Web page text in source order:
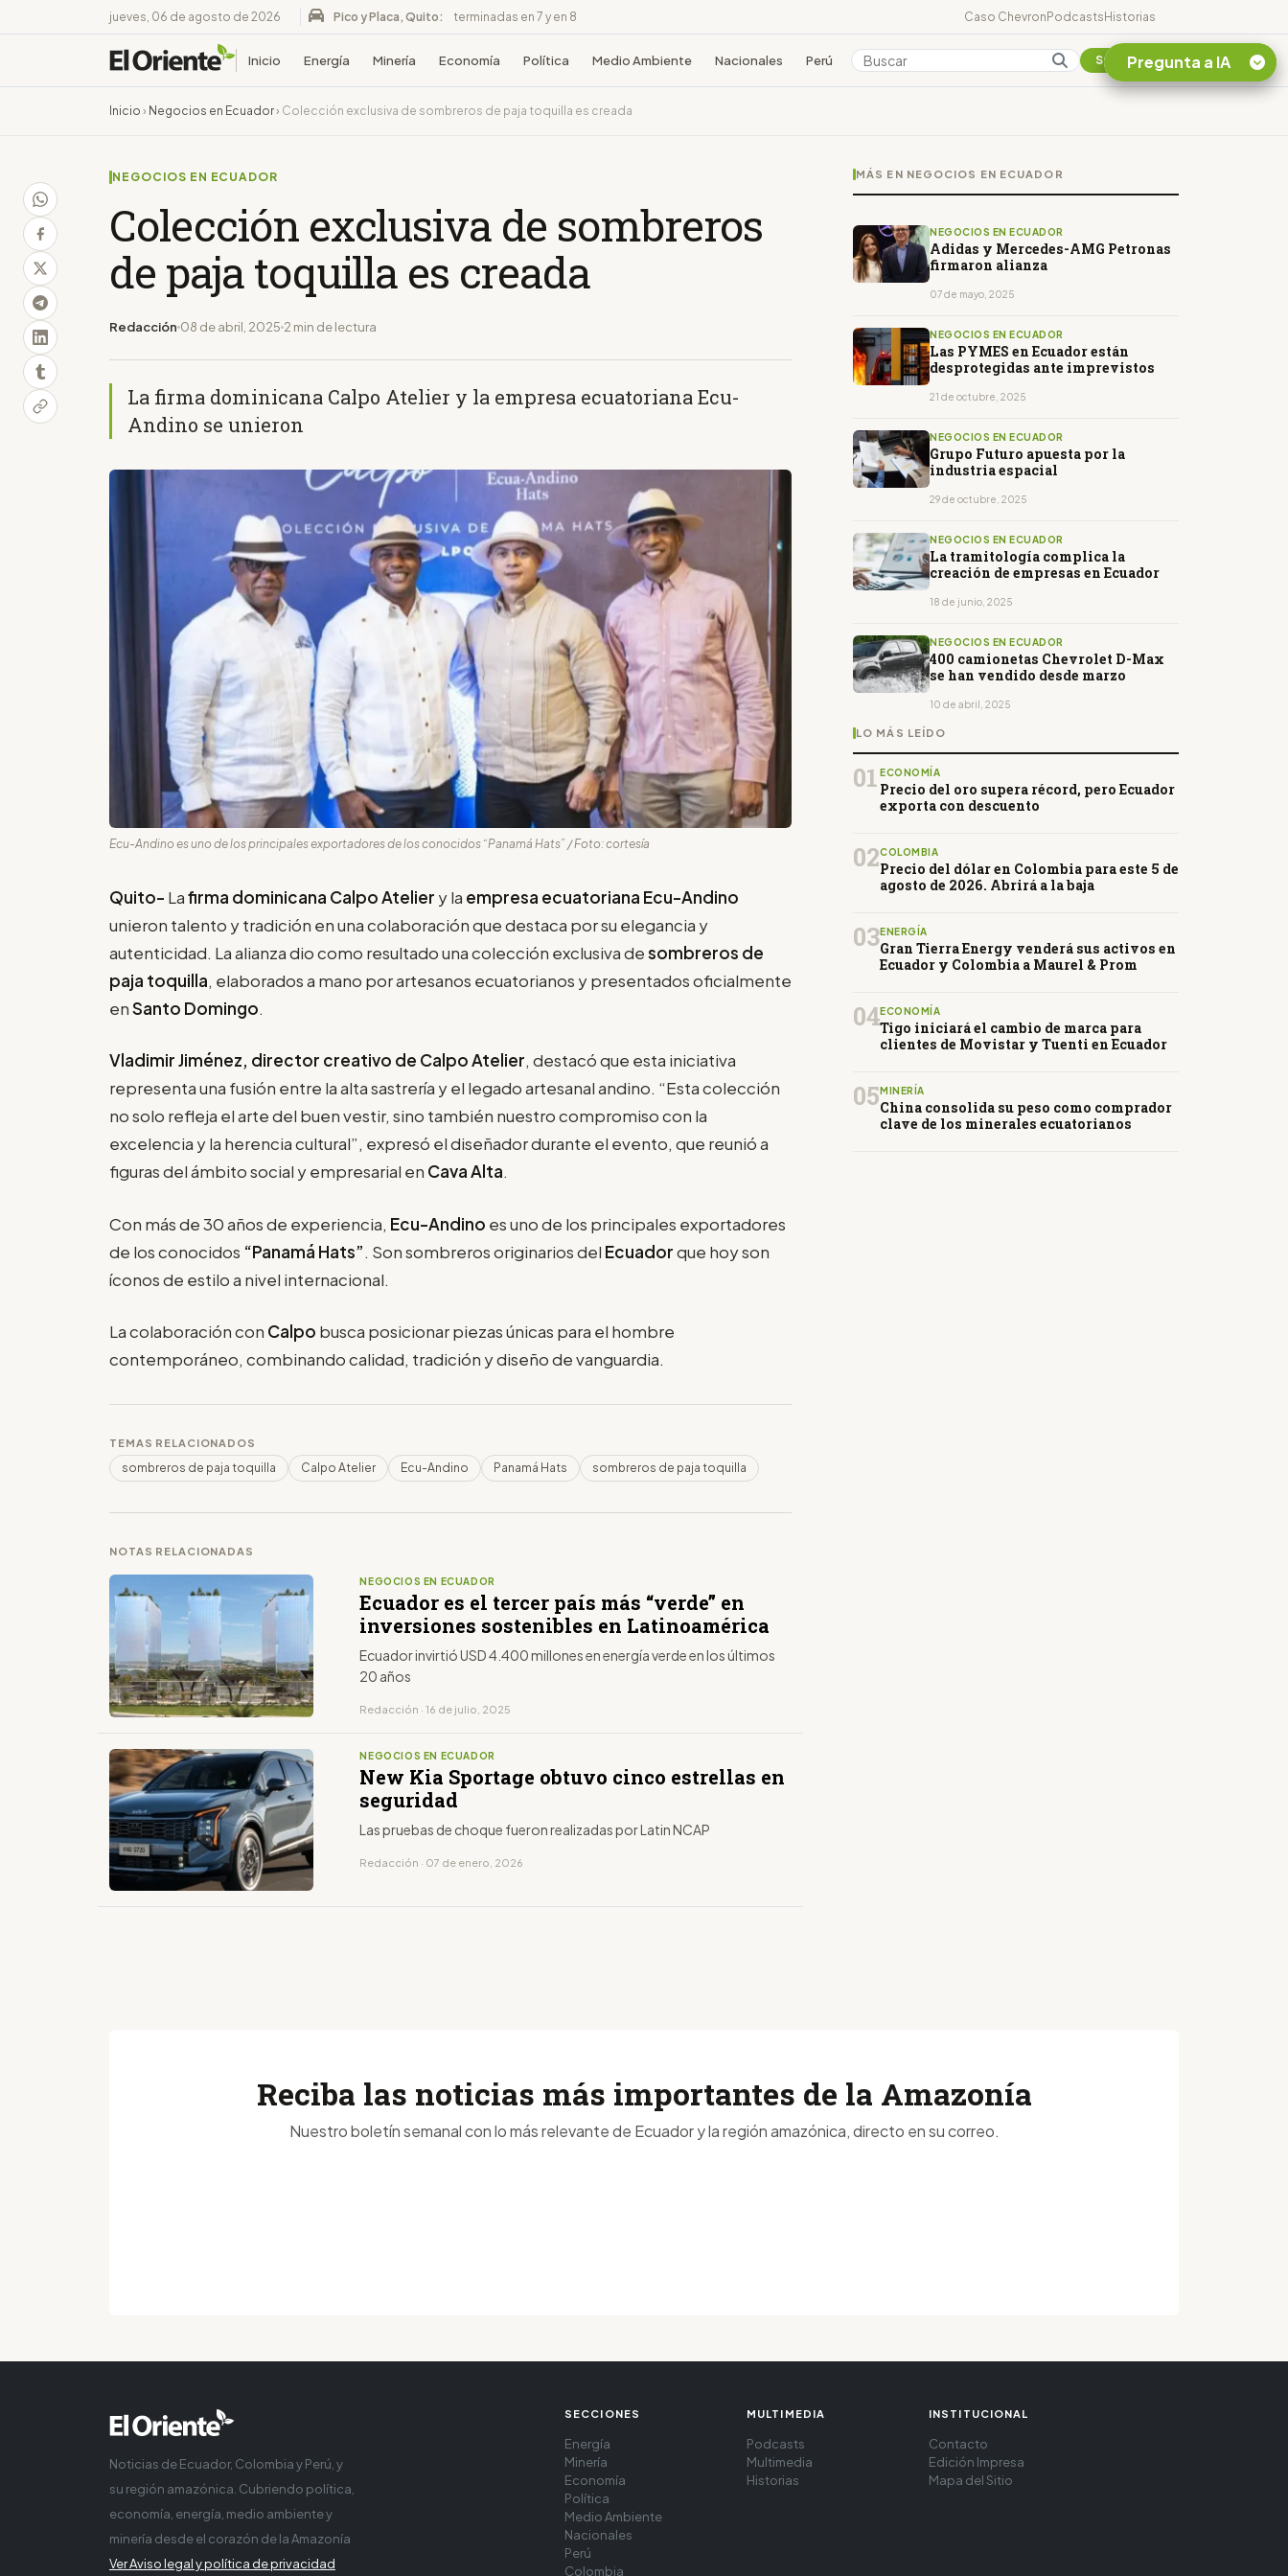
jueves, 06 de agosto de 2026 Pico y Placa, Quito: terminadas en 7 y en 8 Caso ChevronPodcastsHistorias
Inicio Energía Minería Economía Política Medio Ambiente Nacionales Perú Colombia Suscribirse
Inicio › Negocios en Ecuador› Colección exclusiva de sombreros de paja toquilla es creada
NEGOCIOS EN ECUADOR
Colección exclusiva de sombreros
de paja toquilla es creada
Redacción 08 de abril, 2025 2 min de lectura
La firma dominicana Calpo Atelier y la empresa ecuatoriana Ecu-
Andino se unieron
Ecu-Andino es uno de los principales exportadores de los conocidos “Panamá Hats” / Foto: cortesía
Quito- Lafirma dominicana Calpo Atelier y la empresa ecuatoriana Ecu-Andino
unieron talento y tradición en una colaboración que destaca por su elegancia y
autenticidad. La alianza dio como resultado una colección exclusiva desombreros de
paja toquilla, elaborados a mano por artesanos ecuatorianos y presentados oficialmente
enSanto Domingo.
Vladimir Jiménez, director creativo de Calpo Atelier, destacó que esta iniciativa
representa una fusión entre la alta sastrería y el legado artesanal andino. “Esta colección
no solo refleja el arte del buen vestir, sino también nuestro compromiso con la
excelencia y la herencia cultural”, expresó el diseñador durante el evento, que reunió a
figuras del ámbito social y empresarial en Cava Alta.
Con más de 30 años de experiencia, Ecu-Andino es uno de los principales exportadores
de los conocidos “Panamá Hats”. Son sombreros originarios del Ecuadorque hoy son
íconos de estilo a nivel internacional.
La colaboración con Calpo busca posicionar piezas únicas para el hombre
contemporáneo, combinando calidad, tradición y diseño de vanguardia.
TEMAS RELACIONADOS
sombreros de paja toquilla Calpo Atelier Ecu-Andino Panamá Hats sombreros de paja toquilla
NOTAS RELACIONADAS
NEGOCIOS EN ECUADOR
Ecuador es el tercer país más “verde” en
inversiones sostenibles en Latinoamérica
Ecuador invirtió USD 4.400 millones en energía verde en los últimos
20 años
Redacción · 16 de julio, 2025
NEGOCIOS EN ECUADOR
New Kia Sportage obtuvo cinco estrellas en
seguridad
Las pruebas de choque fueron realizadas por Latin NCAP
Redacción · 07 de enero, 2026
MÁS EN NEGOCIOS EN ECUADOR
NEGOCIOS EN ECUADOR
Adidas y Mercedes-AMG Petronas
firmaron alianza
07 de mayo, 2025
NEGOCIOS EN ECUADOR
Las PYMES en Ecuador están
desprotegidas ante imprevistos
21 de octubre, 2025
NEGOCIOS EN ECUADOR
Grupo Futuro apuesta por la
industria espacial
29 de octubre, 2025
NEGOCIOS EN ECUADOR
La tramitología complica la
creación de empresas en Ecuador
18 de junio, 2025
NEGOCIOS EN ECUADOR
400 camionetas Chevrolet D-Max
se han vendido desde marzo
10 de abril, 2025
LO MÁS LEÍDO
01 ECONOMÍA
Precio del oro supera récord, pero Ecuador
exporta con descuento
02COLOMBIA
Precio del dólar en Colombia para este 5 de
agosto de 2026. Abrirá a la baja
03ENERGÍA
Gran Tierra Energy venderá sus activos en
Ecuador y Colombia a Maurel & Prom
04ECONOMÍA
Tigo iniciará el cambio de marca para
clientes de Movistar y Tuenti en Ecuador
05 MINERÍA
China consolida su peso como comprador
clave de los minerales ecuatorianos
Pregunta a IA
Reciba las noticias más importantes de la Amazonía
Nuestro boletín semanal con lo más relevante de Ecuador y la región amazónica, directo en su correo.
Noticias de Ecuador, Colombia y Perú, y
su región amazónica. Cubriendo política,
economía, energía, medio ambiente y
minería desde el corazón de la Amazonía
Ver Aviso legal y política de privacidad
SECCIONES
Energía
Minería
Economía
Política
Medio Ambiente
Nacionales
Perú
Colombia
MULTIMEDIA
Podcasts
Multimedia
Historias
INSTITUCIONAL
Contacto
Edición Impresa
Mapa del Sitio